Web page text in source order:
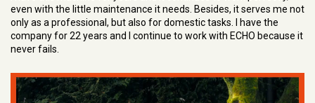
even with the little maintenance it needs. Besides, it serves me not
only as a professional, but also for domestic tasks. I have the
company for 22 years and I continue to work with ECHO because it
never fails.